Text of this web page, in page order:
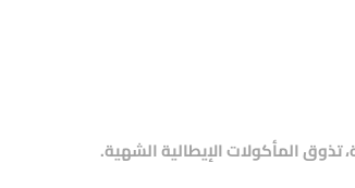
تذوق المأكولات الإيطالية الشهية.